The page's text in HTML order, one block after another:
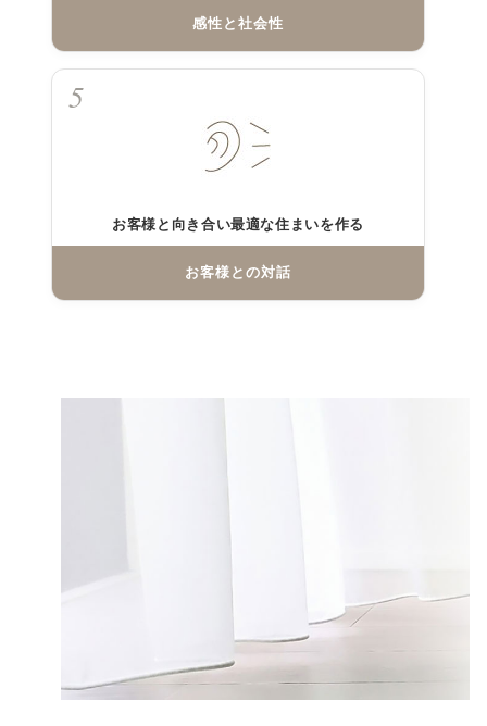
感性と社会性
5
お客様と向き合い最適な住まいを作る
お客様との対話